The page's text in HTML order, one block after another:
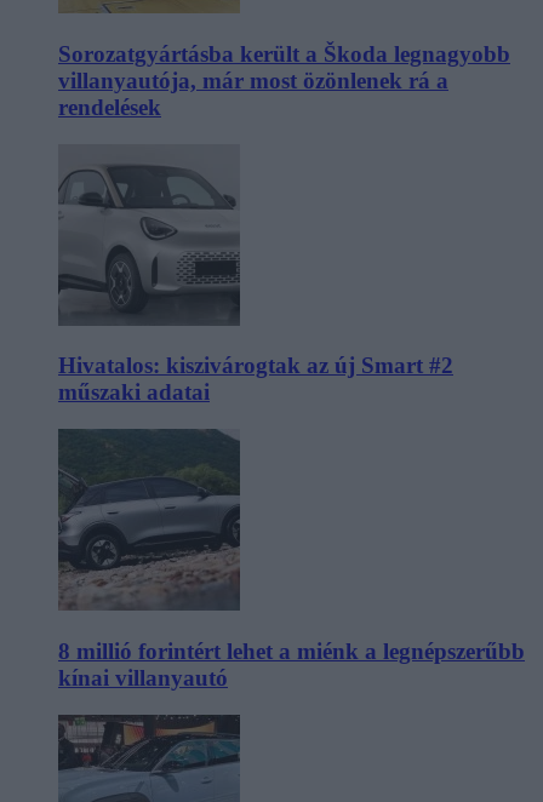
Sorozatgyártásba került a Škoda legnagyobb
villanyautója, már most özönlenek rá a
rendelések
Hivatalos: kiszivárogtak az új Smart #2
műszaki adatai
8 millió forintért lehet a miénk a legnépszerűbb
kínai villanyautó